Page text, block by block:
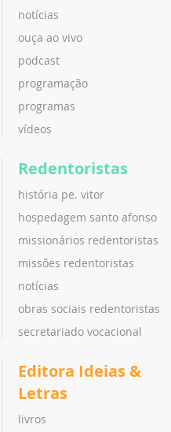
notícias
ouça ao vivo
podcast
programação
programas
vídeos
Redentoristas
história pe. vitor
hospedagem santo afonso
missionários redentoristas
missões redentoristas
notícias
obras sociais redentoristas
secretariado vocacional
Editora Ideias &
Letras
livros